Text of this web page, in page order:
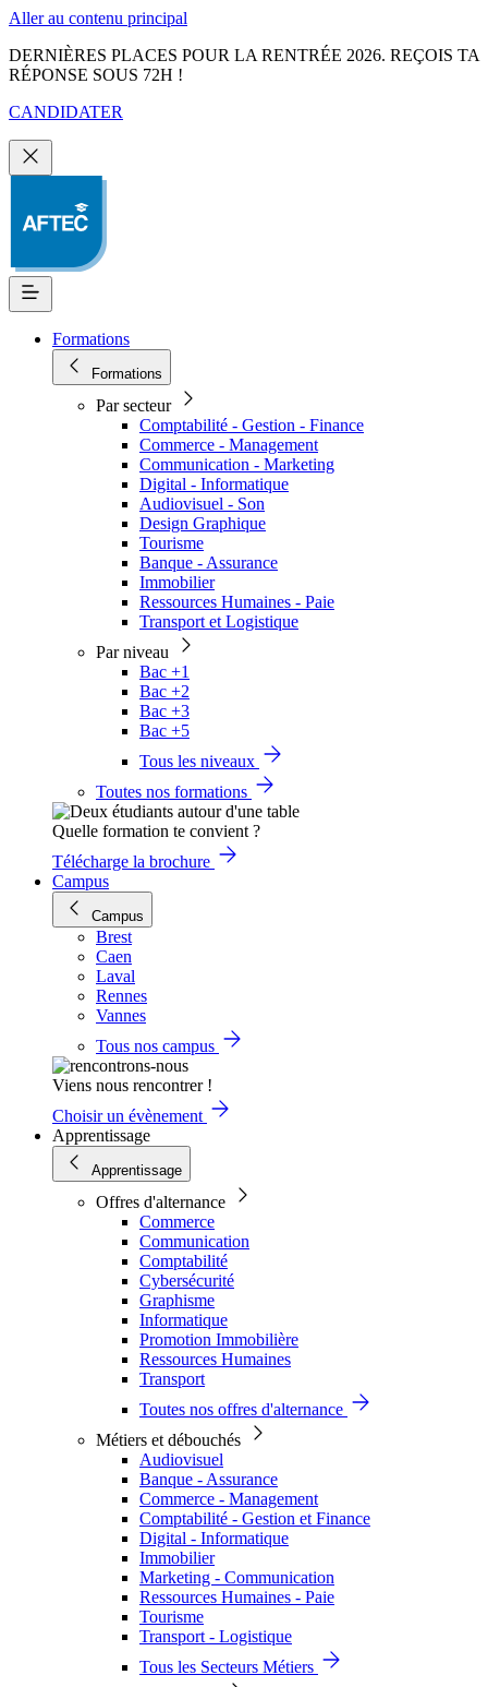
Aller au contenu principal
DERNIÈRES PLACES POUR LA RENTRÉE 2026. REÇOIS TA
RÉPONSE SOUS 72H !
CANDIDATER
Formations
Formations
Par secteur
Comptabilité - Gestion - Finance
Commerce - Management
Communication - Marketing
Digital - Informatique
Audiovisuel - Son
Design Graphique
Tourisme
Banque - Assurance
Immobilier
Ressources Humaines - Paie
Transport et Logistique
Par niveau
Bac +1
Bac +2
Bac +3
Bac +5
Tous les niveaux
Toutes nos formations
Quelle formation te convient ?
Télécharge la brochure
Campus
Campus
Brest
Caen
Laval
Rennes
Vannes
Tous nos campus
Viens nous rencontrer !
Choisir un évènement
Apprentissage
Apprentissage
Offres d'alternance
Commerce
Communication
Comptabilité
Cybersécurité
Graphisme
Informatique
Promotion Immobilière
Ressources Humaines
Transport
Toutes nos offres d'alternance
Métiers et débouchés
Audiovisuel
Banque - Assurance
Commerce - Management
Comptabilité - Gestion et Finance
Digital - Informatique
Immobilier
Marketing - Communication
Ressources Humaines - Paie
Tourisme
Transport - Logistique
Tous les Secteurs Métiers